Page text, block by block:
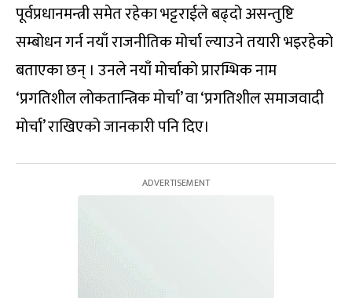
पूर्वप्रधानमन्त्री समेत रहेका भट्टराईले बढ्दो असन्तुष्टि
सम्बोधन गर्न नयाँ राजनीतिक मोर्चा ल्याउने तयारी भइरहेको
बताएका छन् । उनले नयाँ मोर्चाको प्रारम्भिक नाम
‘प्रगतिशील लोकतान्त्रिक मोर्चा’ वा ‘प्रगतिशील समाजवादी
मोर्चा’ राखिएको जानकारी पनि दिए।